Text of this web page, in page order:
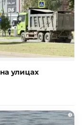
улицах
i